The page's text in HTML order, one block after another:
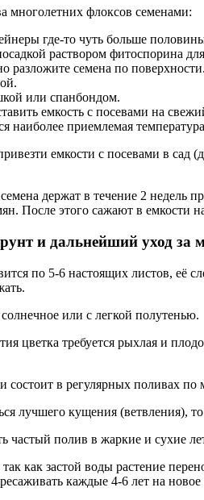
многолетних флоксов семенами:
где-то чуть больше
раствором фитоспорина
разложите семена по
или спанбондом.
емкость с посевами на
наиболее приемлемая
емкости с посевами в
держат в течение 2 недель
После этого сажают в
и дальнейший уход за
по 5-6 настоящих листов, её
или с легкой полутенью.
цветка требуется рыхлая и
состоит в регулярных поливах
лучшего кущения (ветвления),
частый полив в жаркие и сухие
как застой воды растение
каждые 4-6 лет на новое